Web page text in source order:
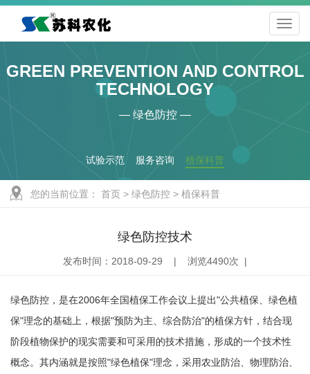
GREEN PREVENTION AND CONTROL
TECHNOLOGY
— 绿色防控 —
试验示范 服务咨询 植保科普
您的当前位置： 首页 > 绿色防控 > 植保科普
绿色防控技术
发布时间：2018-09-29 | 浏览4490次 |
绿色防控，是在2006年全国植保工作会议上提出"公共植保、绿色植
保"理念的基础上，根据"预防为主、综合防治"的植保方针，结合现
阶段植物保护的现实需要和可采用的技术措施，形成的一个技术性
概念。其内涵就是按照"绿色植保"理念，采用农业防治、物理防治、